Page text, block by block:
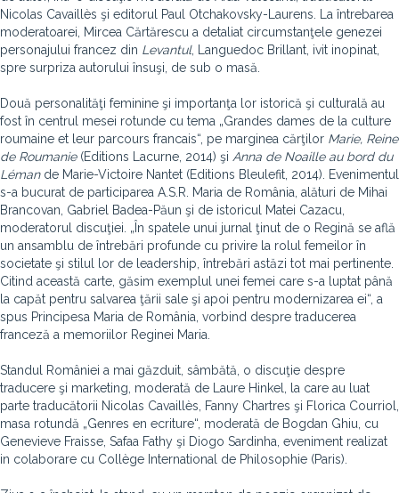
Nicolas Cavaillès şi editorul Paul Otchakovsky-Laurens. La întrebarea
moderatoarei, Mircea Cărtărescu a detaliat circumstanţele genezei
personajului francez din Levantul, Languedoc Brillant, ivit inopinat,
spre surpriza autorului însuşi, de sub o masă.
Două personalităţi feminine şi importanţa lor istorică şi culturală au
fost în centrul mesei rotunde cu tema „Grandes dames de la culture
roumaine et leur parcours francais“, pe marginea cărţilor Marie, Reine
de Roumanie(Editions Lacurne, 2014) şi Anna de Noaille au bord du
Lémande Marie-Victoire Nantet (Editions Bleulefit, 2014). Evenimentul
s-a bucurat de participarea A.S.R. Maria de România, alături de Mihai
Brancovan, Gabriel Badea-Păun şi de istoricul Matei Cazacu,
moderatorul discuţiei. „În spatele unui jurnal ţinut de o Regină se află
un ansamblu de întrebări profunde cu privire la rolul femeilor în
societate şi stilul lor de leadership, întrebări astăzi tot mai pertinente.
Citind această carte, găsim exemplul unei femei care s-a luptat până
la capăt pentru salvarea ţării sale şi apoi pentru modernizarea ei“, a
spus Principesa Maria de România, vorbind despre traducerea
franceză a memoriilor Reginei Maria.
Standul României a mai găzduit, sâmbătă, o discuţie despre
traducere şi marketing, moderată de Laure Hinkel, la care au luat
parte traducătorii Nicolas Cavaillès, Fanny Chartres şi Florica Courriol,
masa rotundă „Genres en ecriture“, moderată de Bogdan Ghiu, cu
Genevieve Fraisse, Safaa Fathy şi Diogo Sardinha, eveniment realizat
in colaborare cu Collège International de Philosophie (Paris).